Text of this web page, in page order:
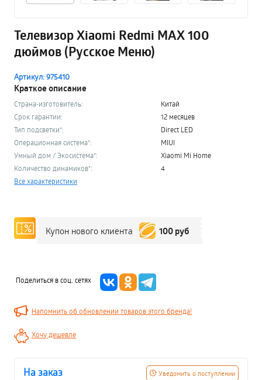
Телевизор Xiaomi Redmi MAX 100
дюймов (Русское Меню)
Артикул: 975410
Краткое описание
Страна-изготовитель:
Китай
Срок гарантии:
12 месяцев
Тип подсветки*:
Direct LED
Операционная система*:
MIUI
Умный дом / Экосистема*:
Xiaomi Mi Home
Количество динамиков*:
4
Все характеристики
Купон нового клиента 100 руб
Поделиться в соц. сетях
Напомнить об обновлении товаров этого бренда!
Хочу дешевле
Уведомить о поступлении
На заказ